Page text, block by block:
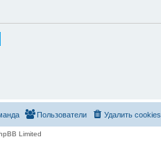
Удалить cookies
Пользователи
Limited